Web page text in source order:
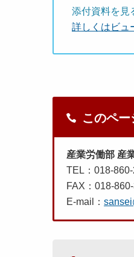
添付資料を見
詳しくはビュ
このペ
産業労働部 産
TEL：018-
FAX：018-
E-mail：